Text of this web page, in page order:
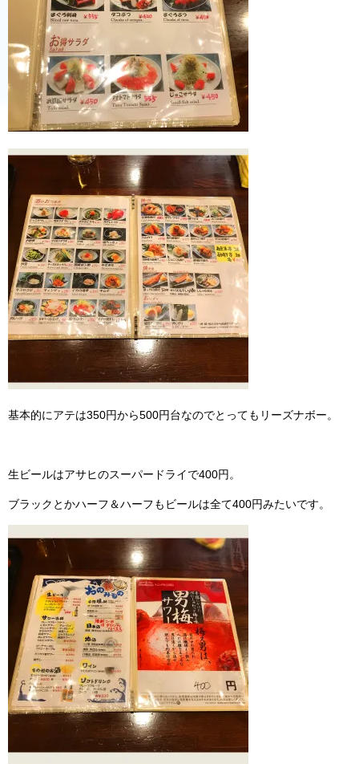
基本的にアテは350円から500円台なのでとってもリーズナボー。
生ビールはアサヒのスーパードライで400円。
ブラックとかハーフ＆ハーフもビールは全て400円みたいです。